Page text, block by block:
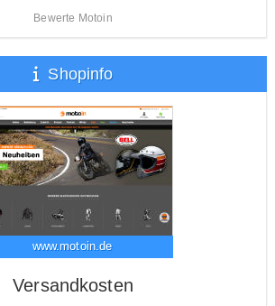
Bewerte Motoin
Shopinfo
www.motoin.de
Versandkosten